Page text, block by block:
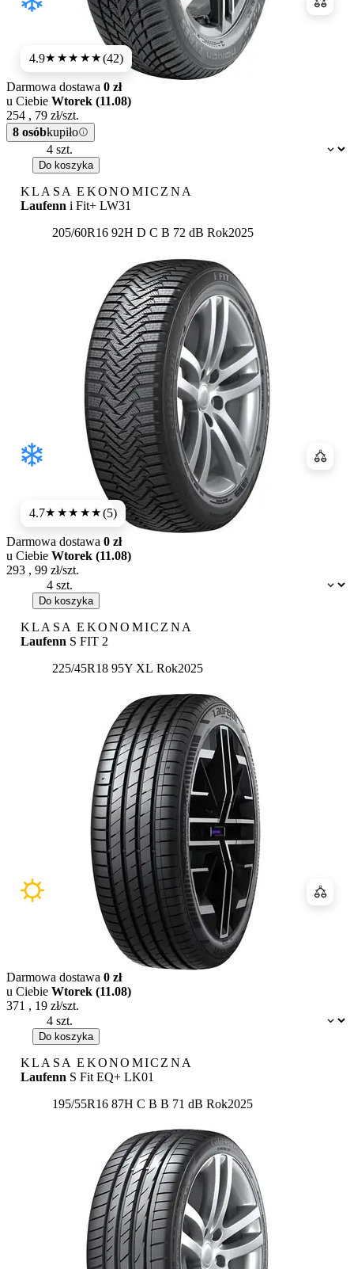
4.9★★★★★(42)
Dostępność:
Darmowa dostawa 0 zł
u Ciebie Wtorek (11.08)
254 , 79 zł/szt.
8 osóbkupiło
Do koszyka
KLASA EKONOMICZNA
Laufenn i Fit+ LW31
205/60R16 92H Etykieta:
D C B 72 dB Rok2025
4.7★★★★★(5)
Dostępność:
Darmowa dostawa 0 zł
u Ciebie Wtorek (11.08)
293 , 99 zł/szt.
Do koszyka
KLASA EKONOMICZNA
Laufenn S FIT 2
225/45R18 95Y XL Rok2025
Dostępność:
Darmowa dostawa 0 zł
u Ciebie Wtorek (11.08)
371 , 19 zł/szt.
Do koszyka
KLASA EKONOMICZNA
Laufenn S Fit EQ+ LK01
195/55R16 87H Etykieta:
C B B 71 dB Rok2025